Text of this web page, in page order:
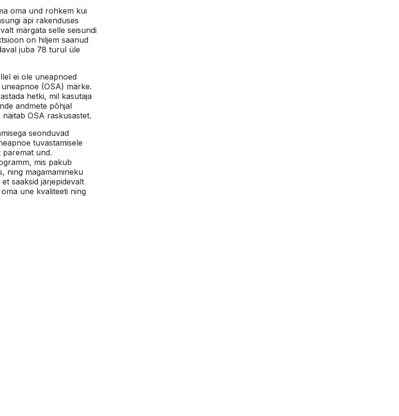
oma und rohkem kui
äpi rakenduses
märgata selle seisundi
on hiljem saanud
juba 78 turul üle
ei ole uneapnoed
(OSA) märke.
hetki, mil kasutaja
andmete põhjal
OSA raskusastet.
seonduvad
tuvastamisele
paremat und.
mis pakub
ning magamamineku
saaksid järjepidevalt
une kvaliteeti ning